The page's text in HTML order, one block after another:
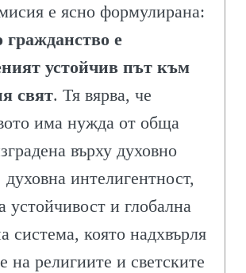
е ясно формулирана:
гражданство е
устойчив път към
свят. Тя вярва, че
има нужда от обща
върху духовно
духовна интелигентност,
устойчивост и глобална
система, която надхвърля
на религиите и светските